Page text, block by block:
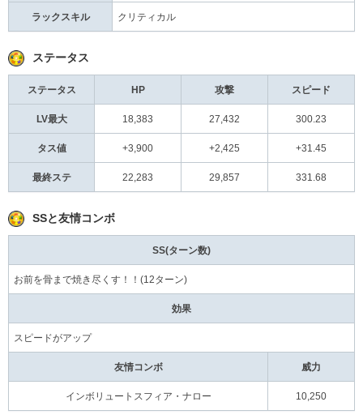
ラックスキル クリティカル
ステータス
ステータス HP 攻撃 スピード
LV最大 18,383 27,432 300.23
タス値 +3,900 +2,425 +31.45
最終ステ 22,283 29,857 331.68
SSと友情コンボ
SS(ターン数)
お前を骨まで焼き尽くす！！(12ターン)
効果
スピードがアップ
友情コンボ 威力
インボリュートスフィア・ナロー 10,250